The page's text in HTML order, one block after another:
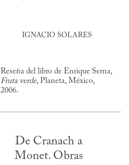
IGNACIO SOLARES
Reseña del libro de Enrique Serna,
Fruta verde, Planeta, México,
2006.
De Cranach a
Monet. Obras